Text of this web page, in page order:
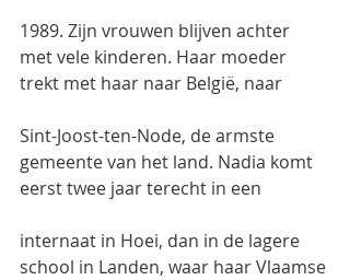
1989. Zijn vrouwen blijven achter
met vele kinderen. Haar moeder
trekt met haar naar België, naar
Sint-Joost-ten-Node, de armste
gemeente van het land. Nadia komt
eerst twee jaar terecht in een
internaat in Hoei, dan in de lagere
school in Landen, waar haar Vlaamse